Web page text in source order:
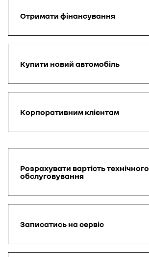
Отримати фінансування
Купити новий автомобіль
Корпоративним клієнтам
Розрахувати вартість технічного
обслуговування
Записатись на сервіс